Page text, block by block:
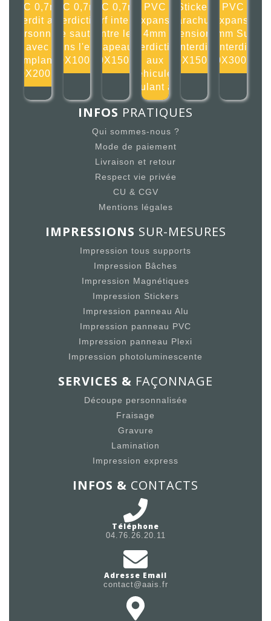
PVC 0,7mm
Interdit aux
personnes
avec
implant
200X200mm
PVC 0,7mm
Interdiction
de sauter
dans l'eau
100X100mm
PVC 0,7mm
Surf interdit
entre les
drapeaux
150X150mm
PVC
Expansé
4mm
Interdiction
aux
véhicules
roulant au
Sticker
Parachute
ascensionnel
interdit
150X150mm
PVC
Expansé
4mm Surf
interdit
300X300mm
INFOS PRATIQUES
Qui sommes-nous ?
Mode de paiement
Livraison et retour
Respect vie privée
CU & CGV
Mentions légales
IMPRESSIONS SUR-MESURES
Impression tous supports
Impression Bâches
Impression Magnétiques
Impression Stickers
Impression panneau Alu
Impression panneau PVC
Impression panneau Plexi
Impression photoluminescente
SERVICES & FAÇONNAGE
Découpe personnalisée
Fraisage
Gravure
Lamination
Impression express
INFOS & CONTACTS
Téléphone
04.76.26.20.11
Adresse Email
contact@aais.fr